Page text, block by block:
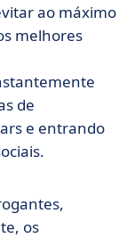
ao máximo
melhores
de
e entrando
os